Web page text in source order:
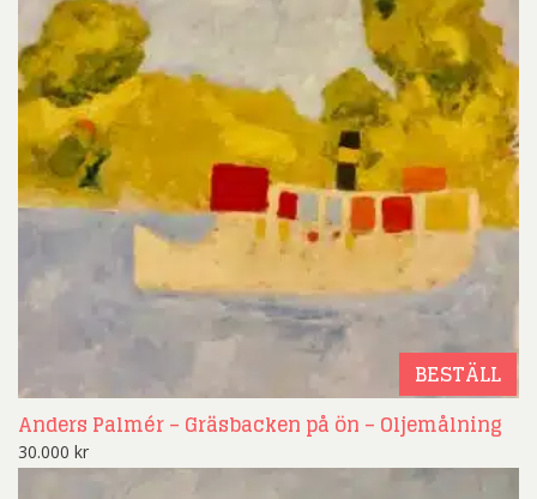
BESTÄLL
Anders Palmér – Gräsbacken på ön – Oljemålning
30.000 kr